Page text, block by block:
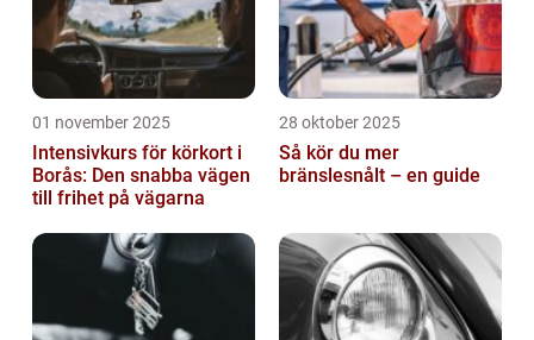
01 november 2025
Intensivkurs för körkort i
Borås: Den snabba vägen
till frihet på vägarna
28 oktober 2025
Så kör du mer
bränslesnålt – en guide